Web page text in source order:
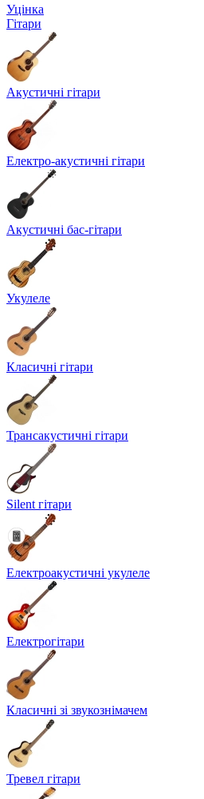
Уцінка
Гітари
Акустичні гітари
Електро-акустичні гітари
Акустичні бас-гітари
Укулеле
Класичні гітари
Трансакустичні гітари
Silent гітари
Електроакустичні укулеле
Електрогітари
Класичні зі звукознімачем
Тревел гітари